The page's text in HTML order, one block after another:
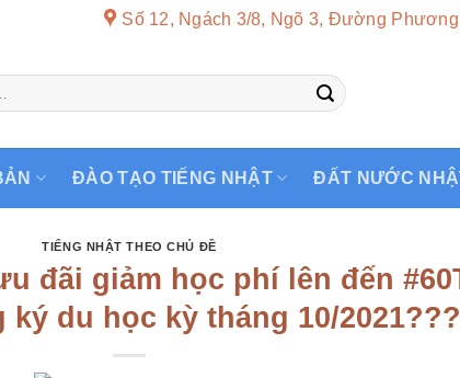
Số 12, Ngách 3/8, Ngõ 3, Đường
ĐÀO TẠO TIẾNG NHẬT ĐẤT NƯỚC
TIẾNG NHẬT THEO CHỦ ĐỀ
đãi giảm học phí lên đến
ký du học kỳ tháng 10/2021???